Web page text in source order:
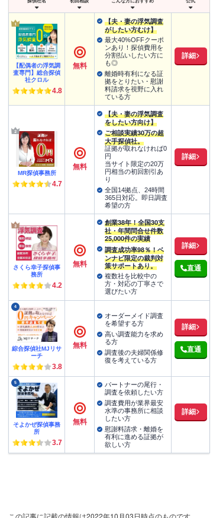
【配偶者の浮気調
査専門】総合探偵
社クロル
4.8
無料
【夫・妻の浮気調査
がしたい方むけ】
最大40%OFFクーポ
ンあり！探偵費用を
分割払いしたい方に
も◎
離婚時有利になる証
拠をとりたい・慰謝
料請求を視野に入れ
ている方
詳細
MR探偵事務所
4.7
無料
【夫・妻の浮気調査
をしたい方向け】
ご相談実績30万の超
大手探偵社。
証拠が取れなければ0
円
当サイト限定の20万
円相当の初回割引あ
り
全国14拠点、24時間
365日対応。即日調査
希望の方
詳細
さくら幸子探偵事
務所
4.2
無料
創業38年！全国30支
社・年間問合せ件数
25,000件の実績
調査成功率98％！ベ
ンナビ限定の裁判対
策サポートあり。
複数社を比較中の
方・対応の丁寧さで
選びたい方
詳細
直通
4
綜合探偵社MJリサ
ーチ
3.8
無料
オーダーメイド調査
を希望する方
高い調査能力を求め
る方
調査後の夫婦関係修
復を考えている方
詳細
直通
5
そよかぜ探偵事務
所
3.7
無料
パートナーの尾行・
調査を依頼したい方
調査費用が業界最安
水準の事務所に相談
したい方
慰謝料請求・離婚を
有利に進める証拠が
欲しい方
詳細
この記事に記載の情報は2022年10月03日時点のものです